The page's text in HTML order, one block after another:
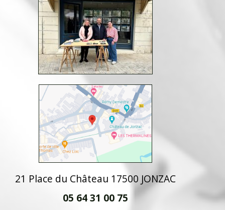
21 Place du Château 17500 JONZAC
05 64 31 00 75